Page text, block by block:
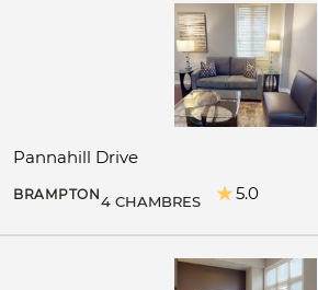
Pannahill Drive
BRAMPTON4 CHAMBRES 5.0